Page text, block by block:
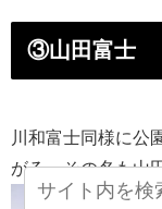
③山田富士
川和富士同様に公
がる、その名も山